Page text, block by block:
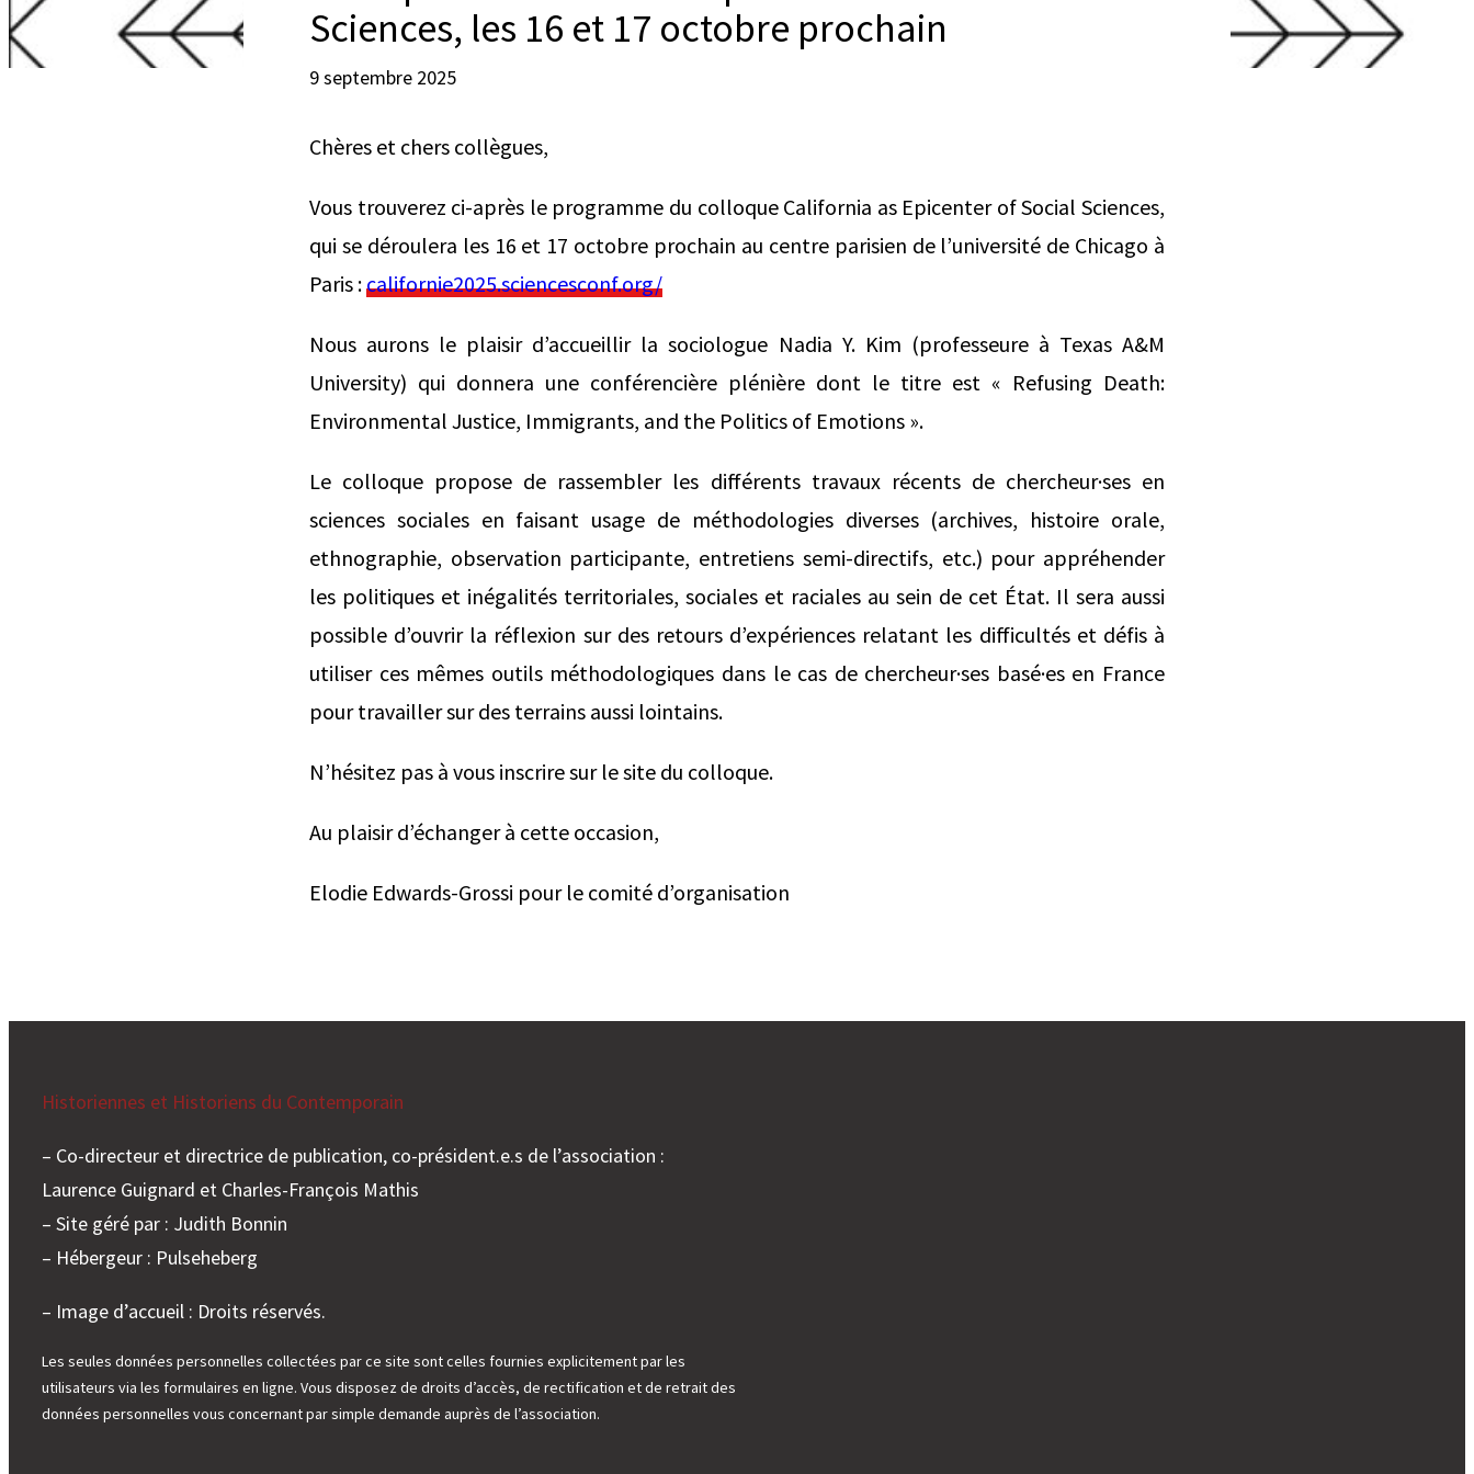
Sciences, les 16 et 17 octobre prochain
9 septembre 2025
Chères et chers collègues,
Vous trouverez ci-après le programme du colloque California as Epicenter of Social Sciences,
qui se déroulera les 16 et 17 octobre prochain au centre parisien de l’université de Chicago à
Paris :californie2025.sciencesconf.org/
Nous aurons le plaisir d’accueillir la sociologue Nadia Y. Kim (professeure à Texas A&M
University) qui donnera une conférencière plénière dont le titre est « Refusing Death:
Environmental Justice, Immigrants, and the Politics of Emotions ».
Le colloque propose de rassembler les différents travaux récents de chercheur·ses en
sciences sociales en faisant usage de méthodologies diverses (archives, histoire orale,
ethnographie, observation participante, entretiens semi-directifs, etc.) pour appréhender
les politiques et inégalités territoriales, sociales et raciales au sein de cet État. Il sera aussi
possible d’ouvrir la réflexion sur des retours d’expériences relatant les difficultés et défis à
utiliser ces mêmes outils méthodologiques dans le cas de chercheur·ses basé·es en France
pour travailler sur des terrains aussi lointains.
N’hésitez pas à vous inscrire sur le site du colloque.
Au plaisir d’échanger à cette occasion,
Elodie Edwards-Grossi pour le comité d’organisation
Historiennes et Historiens du Contemporain
– Co-directeur et directrice de publication, co-président.e.s de l’association :
Laurence Guignard et Charles-François Mathis
– Site géré par : Judith Bonnin
– Hébergeur : Pulseheberg
– Image d’accueil : Droits réservés.
Les seules données personnelles collectées par ce site sont celles fournies explicitement par les
utilisateurs via les formulaires en ligne. Vous disposez de droits d’accès, de rectification et de retrait des
données personnelles vous concernant par simple demande auprès de l’association.